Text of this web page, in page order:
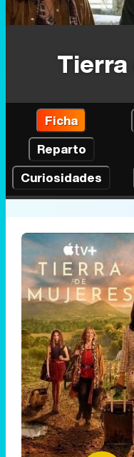
Ficha
Reparto
Curiosidades